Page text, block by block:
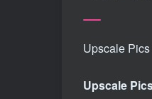
Upscale Pics
Upscale